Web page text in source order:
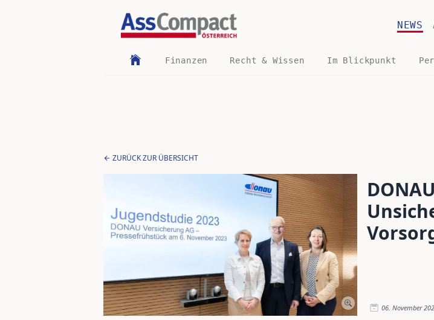
NEWS
Finanzen Recht & Wissen Im Blickpunkt
ZURÜCK ZUR ÜBERSICHT
06. November